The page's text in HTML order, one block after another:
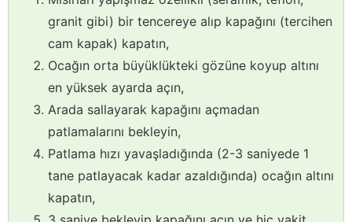
granit gibi) bir tencereye alıp kapağını (tercihen
cam kapak) kapatın,
Ocağın orta büyüklükteki gözüne koyup altını
en yüksek ayarda açın,
Arada sallayarak kapağını açmadan
patlamalarını bekleyin,
Patlama hızı yavaşladığında (2-3 saniyede 1
tane patlayacak kadar azaldığında) ocağın altını
kapatın,